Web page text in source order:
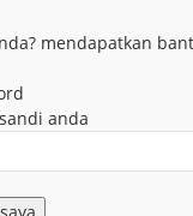
mendapatkan
anda